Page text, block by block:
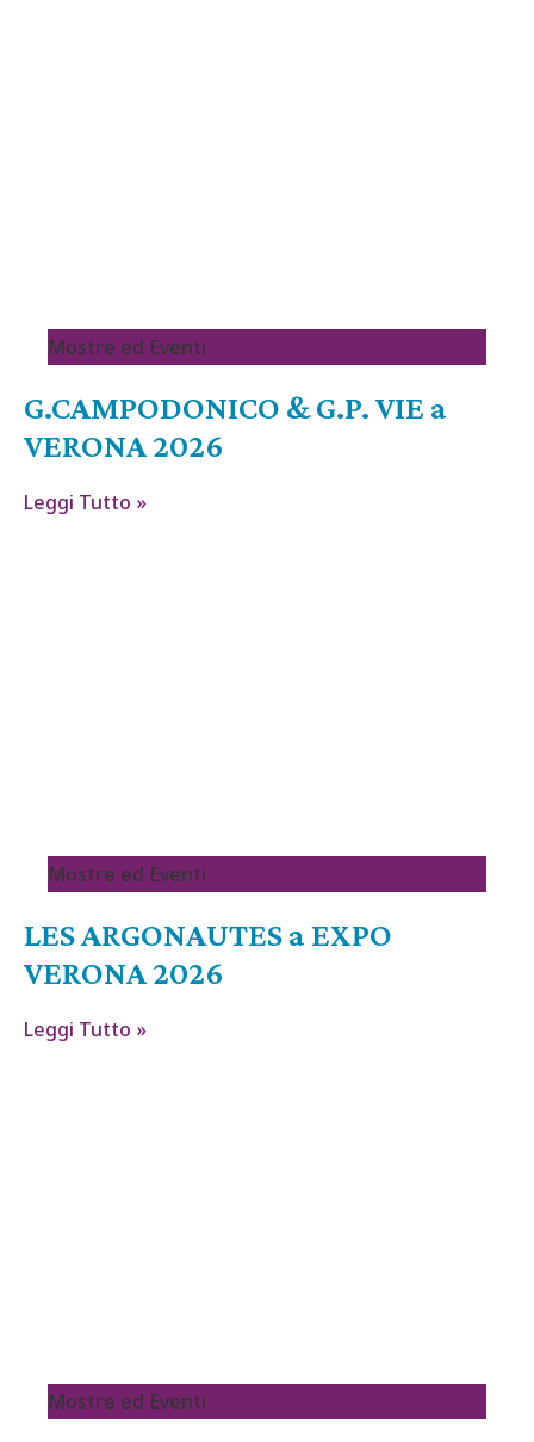
Mostre ed Eventi
G.CAMPODONICO & G.P. VIE a
VERONA 2026
Leggi Tutto »
Mostre ed Eventi
LES ARGONAUTES a EXPO
VERONA 2026
Leggi Tutto »
Mostre ed Eventi